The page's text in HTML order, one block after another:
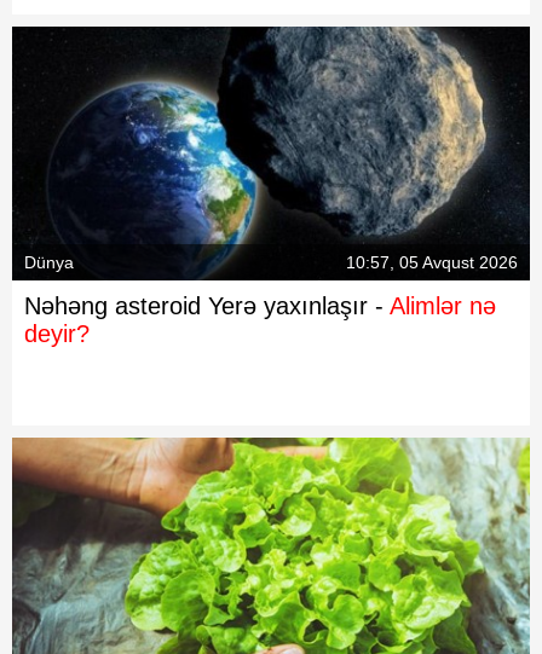
Dünya 10:57, 05 Avqust 2026
Nəhəng asteroid Yerə yaxınlaşır - Alimlər nə
deyir?